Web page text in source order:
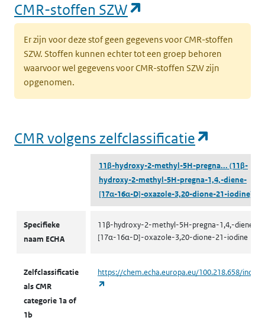
CMR-stoffen SZW
Er zijn voor deze stof geen gegevens voor CMR-stoffen
SZW. Stoffen kunnen echter tot een groep behoren
waarvoor wel gegevens voor CMR-stoffen SZW zijn
opgenomen.
CMR volgens zelfclassificatie
11β-hydroxy-2-methyl-5H-pregna... (11β-
hydroxy-2-methyl-5H-pregna-1,4,-diene-
[17α-16α-D]-oxazole-3,20-dione-21-iodine)
Specifieke
naam ECHA
11β-hydroxy-2-methyl-5H-pregna-1,4,-diene-
[17α-16α-D]-oxazole-3,20-dione-21-iodine
Zelfclassificatie
als CMR
categorie 1a of
1b
https://chem.echa.europa.eu/100.218.658/